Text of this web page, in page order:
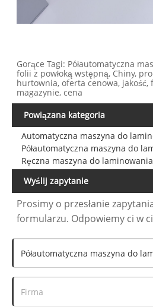
Gorące Tagi: Półautomatyczna
folii z powłoką wstępną, Chiny,
hurtownia, oferta cenowa, jakość,
magazynie, cena
Powiązana kategoria
Automatyczna maszyna do
Półautomatyczna maszyna do
Ręczna maszyna do laminowania
Wyślij zapytanie
Prosimy o przesłanie
formularzu. Odpowiemy ci w